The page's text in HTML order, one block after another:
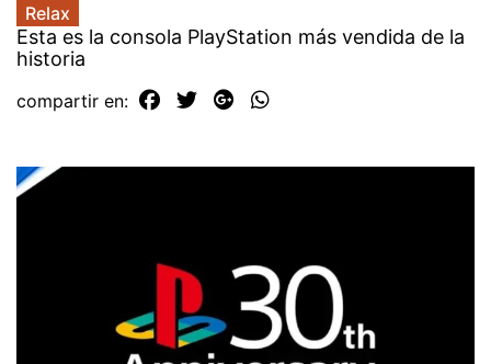
Relax
Esta es la consola PlayStation más vendida de la
historia
compartir en: